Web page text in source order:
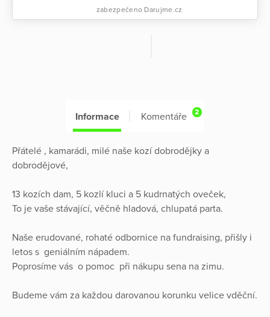
zabezpečeno Darujme.cz
Informace Komentáře 2
Přátelé , kamarádi, milé naše kozí dobrodějky a
dobrodějové,
13 kozích dam, 5 kozlí kluci a 5 kudrnatých oveček,
To je vaše stávající, věčně hladová, chlupatá parta.
Naše erudované, rohaté odbornice na fundraising, přišly i
letos s geniálním nápadem.
Poprosíme vás o pomoc při nákupu sena na zimu.
Budeme vám za každou darovanou korunku velice vděční.